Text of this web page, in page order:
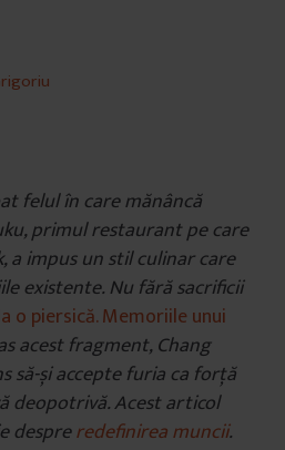
felul în care mănâncă
primul restaurant pe care
a impus un stil culinar care
existente. Nu fără sacrificii
o piersică. Memoriile unui
acest fragment, Chang
să-și accepte furia ca forță
deopotrivă. Acest articol
despreredefinirea muncii.